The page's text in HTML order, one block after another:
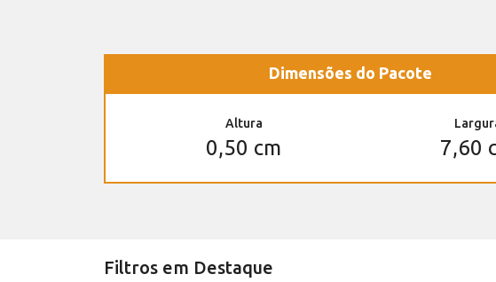
Dimensões do Pacote
Altura
0,50 cm 7,60
Filtros em Destaque